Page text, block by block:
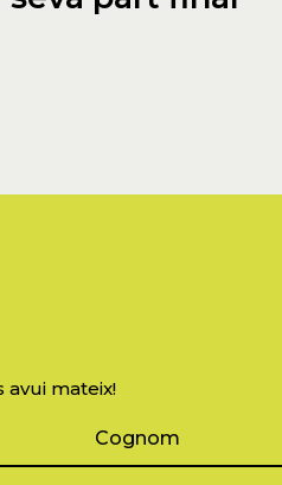
avui mateix!